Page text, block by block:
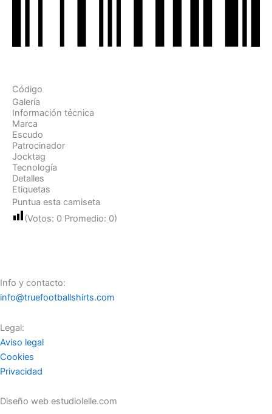
Código
Galería
Información técnica
Marca
Escudo
Patrocinador
Jocktag
Tecnología
Detalles
Etiquetas
Puntua esta camiseta
(Votos: 0 Promedio: 0)
Info y contacto:
info@truefootballshirts.com
Legal:
Aviso legal
Cookies
Privacidad
Diseño web estudiolelle.com